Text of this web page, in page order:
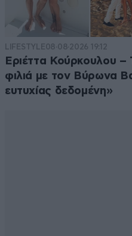
LIFESTYLE08·08·2026 19:12
Εριέττα Κούρκουλου –
φιλιά με τον Βύρωνα
ευτυχίας δεδομένη»